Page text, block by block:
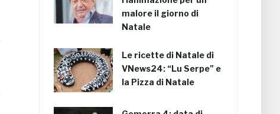
malore il giorno di
Natale
Le ricette di Natale di
VNews24: “Lu Serpe” e
la Pizza di Natale